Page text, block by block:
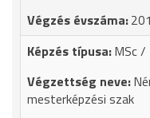
MSc
mesterképzési szak